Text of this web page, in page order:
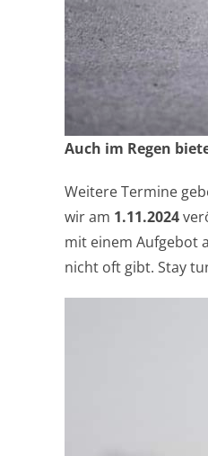
Auch im Regen
Weitere Termine
wir am 1.11.2024
mit einem Aufgebot
nicht oft gibt. Stay